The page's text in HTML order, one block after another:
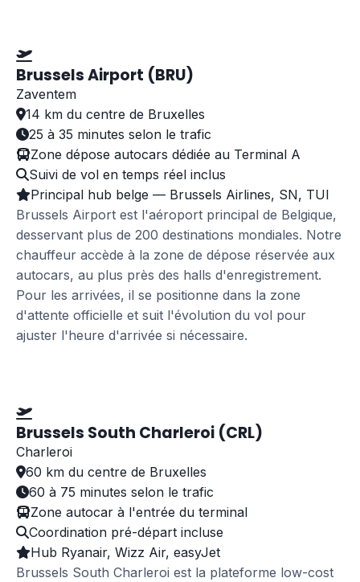
Brussels Airport (BRU)
Zaventem
14 km du centre de Bruxelles
25 à 35 minutes selon le trafic
Zone dépose autocars dédiée au Terminal A
Suivi de vol en temps réel inclus
Principal hub belge — Brussels Airlines, SN, TUI
Brussels Airport est l'aéroport principal de Belgique,
desservant plus de 200 destinations mondiales. Notre
chauffeur accède à la zone de dépose réservée aux
autocars, au plus près des halls d'enregistrement.
Pour les arrivées, il se positionne dans la zone
d'attente officielle et suit l'évolution du vol pour
ajuster l'heure d'arrivée si nécessaire.
Brussels South Charleroi (CRL)
Charleroi
60 km du centre de Bruxelles
60 à 75 minutes selon le trafic
Zone autocar à l'entrée du terminal
Coordination pré-départ incluse
Hub Ryanair, Wizz Air, easyJet
Brussels South Charleroi est la plateforme low-cost